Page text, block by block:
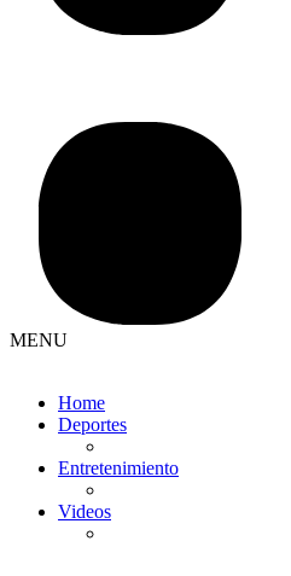
MENU
Home
Deportes
Entretenimiento
Videos